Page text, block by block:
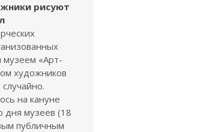
рисуют
«Арт-
художников
на кануне
дня музеев (18
публичным